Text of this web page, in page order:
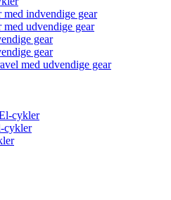
med indvendige gear
med udvendige gear
gear
gear
med udvendige gear
cykler
cykler